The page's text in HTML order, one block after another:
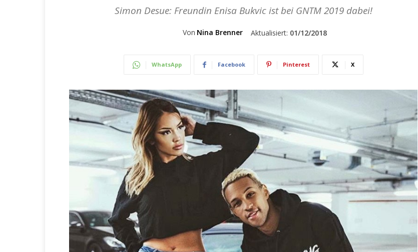
Simon Desue: Freundin Enisa Bukvic ist bei GNTM 2019 dabei!
Von Nina Brenner Aktualisiert: 01/12/2018
WhatsApp Facebook Pinterest X